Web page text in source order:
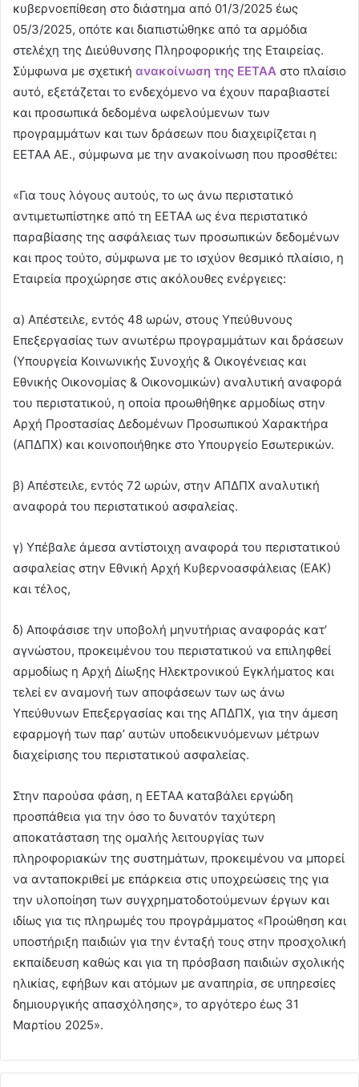
κυβερνοεπίθεση στο διάστημα από 01/3/2025 έως
05/3/2025, οπότε και διαπιστώθηκε από τα αρμόδια
στελέχη της Διεύθυνσης Πληροφορικής της Εταιρείας.
Σύμφωνα με σχετική ανακοίνωση της ΕΕΤΑΑ στο πλαίσιο
αυτό, εξετάζεται το ενδεχόμενο να έχουν παραβιαστεί
και προσωπικά δεδομένα ωφελούμενων των
προγραμμάτων και των δράσεων που διαχειρίζεται η
ΕΕΤΑΑ ΑΕ., σύμφωνα με την ανακοίνωση που προσθέτει:
«Για τους λόγους αυτούς, το ως άνω περιστατικό
αντιμετωπίστηκε από τη ΕΕΤΑΑ ως ένα περιστατικό
παραβίασης της ασφάλειας των προσωπικών δεδομένων
και προς τούτο, σύμφωνα με το ισχύον θεσμικό πλαίσιο, η
Εταιρεία προχώρησε στις ακόλουθες ενέργειες:
α) Απέστειλε, εντός 48 ωρών, στους Υπεύθυνους
Επεξεργασίας των ανωτέρω προγραμμάτων και δράσεων
(Υπουργεία Κοινωνικής Συνοχής & Οικογένειας και
Εθνικής Οικονομίας & Οικονομικών) αναλυτική αναφορά
του περιστατικού, η οποία προωθήθηκε αρμοδίως στην
Αρχή Προστασίας Δεδομένων Προσωπικού Χαρακτήρα
(ΑΠΔΠΧ) και κοινοποιήθηκε στο Υπουργείο Εσωτερικών.
β) Απέστειλε, εντός 72 ωρών, στην ΑΠΔΠΧ αναλυτική
αναφορά του περιστατικού ασφαλείας.
γ) Υπέβαλε άμεσα αντίστοιχη αναφορά του περιστατικού
ασφαλείας στην Εθνική Αρχή Κυβερνοασφάλειας (ΕΑΚ)
και τέλος,
δ) Αποφάσισε την υποβολή μηνυτήριας αναφοράς κατ’
αγνώστου, προκειμένου του περιστατικού να επιληφθεί
αρμοδίως η Αρχή Δίωξης Ηλεκτρονικού Εγκλήματος και
τελεί εν αναμονή των αποφάσεων των ως άνω
Υπεύθυνων Επεξεργασίας και της ΑΠΔΠΧ, για την άμεση
εφαρμογή των παρ’ αυτών υποδεικνυόμενων μέτρων
διαχείρισης του περιστατικού ασφαλείας.
Στην παρούσα φάση, η ΕΕΤΑΑ καταβάλει εργώδη
προσπάθεια για την όσο το δυνατόν ταχύτερη
αποκατάσταση της ομαλής λειτουργίας των
πληροφοριακών της συστημάτων, προκειμένου να μπορεί
να ανταποκριθεί με επάρκεια στις υποχρεώσεις της για
την υλοποίηση των συγχρηματοδοτούμενων έργων και
ιδίως για τις πληρωμές του προγράμματος «Προώθηση και
υποστήριξη παιδιών για την ένταξή τους στην προσχολική
εκπαίδευση καθώς και για τη πρόσβαση παιδιών σχολικής
ηλικίας, εφήβων και ατόμων με αναπηρία, σε υπηρεσίες
δημιουργικής απασχόλησης», το αργότερο έως 31
Μαρτίου 2025».